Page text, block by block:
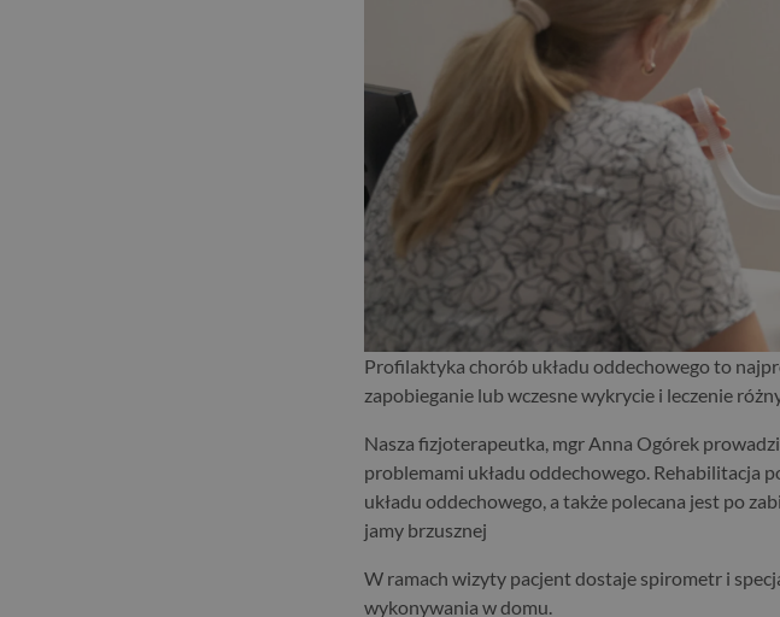
Profilaktyka chorób układu oddechowego to
zapobieganie lub wczesne wykrycie i leczenie
Nasza fizjoterapeutka, mgr Anna Ogórek
problemami układu oddechowego. Rehabilitacja
układu oddechowego, a także polecana jest po
jamy brzusznej
W ramach wizyty pacjent dostaje spirometr i
wykonywania w domu.